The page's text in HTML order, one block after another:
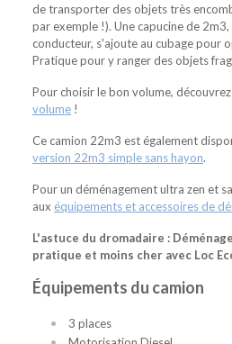
de transporter des objets très
par exemple !). Une capucine de
conducteur, s'ajoute au cubage pour
Pratique pour y ranger des objets
Pour choisir le bon volume, découvrez
volume !
Ce camion 22m3 est également
version 22m3 simple sans hayon.
Pour un déménagement ultra zen et
aux équipements et accessoires de
L'astuce du dromadaire :
pratique et moins cher avec Loc
Équipements du camion
3 places